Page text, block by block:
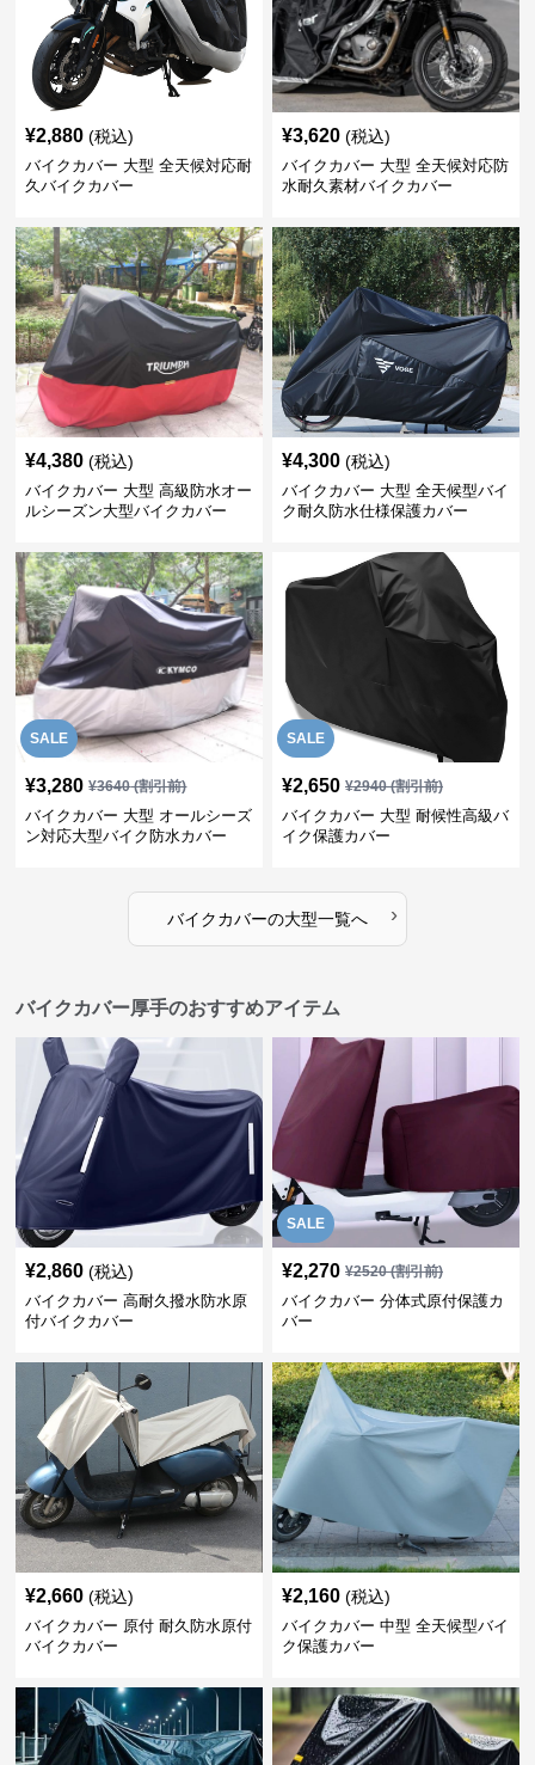
¥2,880 (税込)
バイクカバー 大型 全天候対応耐
久バイクカバー
¥3,620 (税込)
バイクカバー 大型 全天候対応防
水耐久素材バイクカバー
¥4,380 (税込)
バイクカバー 大型 高級防水オー
ルシーズン大型バイクカバー
¥4,300 (税込)
バイクカバー 大型 全天候型バイ
ク耐久防水仕様保護カバー
SALE
¥3,280 ¥3640(割引前)
バイクカバー 大型 オールシーズ
ン対応大型バイク防水カバー
SALE
¥2,650 ¥2940(割引前)
バイクカバー 大型 耐候性高級バ
イク保護カバー
バイクカバーの大型一覧へ ›
バイクカバー厚手のおすすめアイテム
¥2,860 (税込)
バイクカバー 高耐久撥水防水原
付バイクカバー
SALE
¥2,270 ¥2520(割引前)
バイクカバー 分体式原付保護カ
バー
¥2,660 (税込)
バイクカバー 原付 耐久防水原付
バイクカバー
¥2,160 (税込)
バイクカバー 中型 全天候型バイ
ク保護カバー